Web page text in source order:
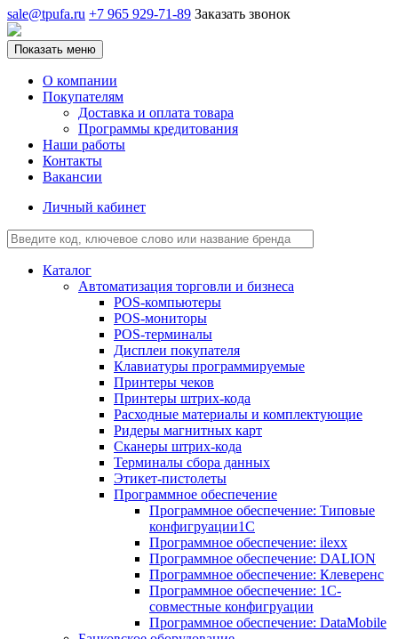
sale@tpufa.ru +7 965 929-71-89 Заказать звонок
Показать меню
О компании
Покупателям
Доставка и оплата товара
Программы кредитования
Наши работы
Контакты
Вакансии
Личный кабинет
Каталог
Автоматизация торговли и бизнеса
POS-компьютеры
POS-мониторы
POS-терминалы
Дисплеи покупателя
Клавиатуры программируемые
Принтеры чеков
Принтеры штрих-кода
Расходные материалы и комплектующие
Ридеры магнитных карт
Сканеры штрих-кода
Терминалы сбора данных
Этикет-пистолеты
Программное обеспечение
Программное обеспечение: Типовые
конфигруации1С
Программное обеспечение: ilexx
Программное обеспечение: DALION
Программное обеспечение: Клеверенс
Программное обеспечение: 1С-
совместные конфигруации
Программное обеспечение: DataMobile